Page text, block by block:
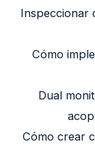
Inspeccionar
Cómo
Dual
Cómo crear